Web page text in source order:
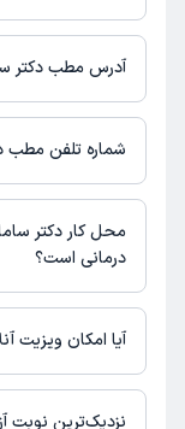
مبلغ ویزیت دکتر
هزینه مشاوره پزشکی تلفنی:
آدرس مطب دکتر
دکتر سامان کشوری اصل
ویزیت می‌کنند.
شماره تلفن
شماره تماس مطب دکتر
نشده است.
محل کار دکتر
درمانی است؟
اطلاعاتی درباره محل
نیست.
آیا امکان ویزیت
در حال حاضر دکتر
نزدیک‌ترین نوبت